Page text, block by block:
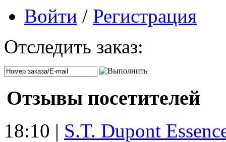
Войти / Регистрация
Отследить заказ:
Отзывы посетителей
18:10 | S.T. Dupont